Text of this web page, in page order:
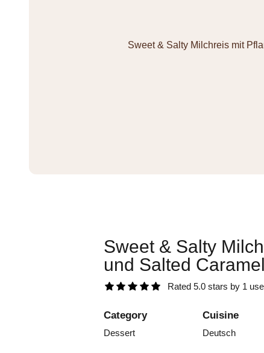
Sweet & Salty Milchreis mit
Sweet & Salty
und Salted Caramel
Rated 5.0 stars by 1
Category
Dessert
Cuisine
Deutsch